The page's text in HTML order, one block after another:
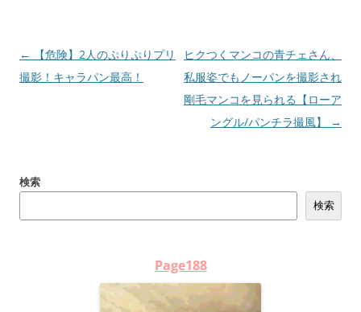
投
稿
シ
←
【危険】2人のぷりぷりプリ
撮影！キャラパン最高！
ヒクつくマンコの青チェさん、
私服姿でもノーパンを撮影され
剛毛マンコを見られる【ローア
ングル/パンチラ撮風】
→
検索
検索
Page188